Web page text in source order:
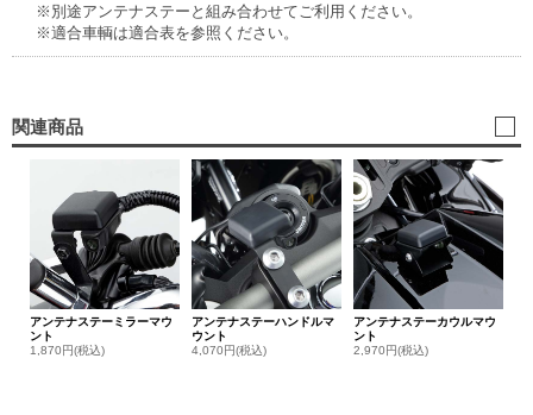
※別途アンテナステーと組み合わせてご利用ください。
※適合車輌は適合表を参照ください。
関連商品
アンテナステーミラーマウ
ント
1,870円(税込)
アンテナステーハンドルマ
ウント
4,070円(税込)
アンテナステーカウルマウ
ント
2,970円(税込)